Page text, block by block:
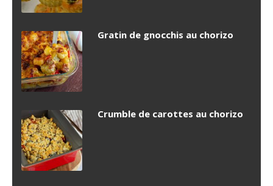
Gratin de gnocchis au chorizo
Crumble de carottes au chorizo